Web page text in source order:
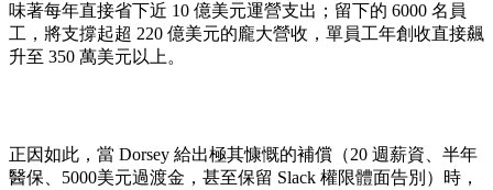
味著每年直接省下近 10 億美元運營支出；留下的 6000 名員
工，將支撐起超 220 億美元的龐大營收，單員工年創收直接飆
升至 350 萬美元以上。
正因如此，當 Dorsey 給出極其慷慨的補償（20 週薪資、半年
醫保、5000美元過渡金，甚至保留 Slack 權限體面告別）時，